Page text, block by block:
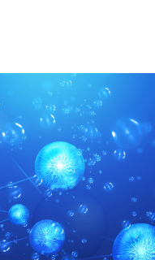
首页
产品展示
工程案例
淘宝店铺
下载中心